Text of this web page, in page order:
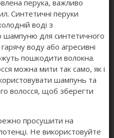
перука, важливо
Синтетичні перуки
воді з
шампуню для синтетичного
воду або агресивні
пошкодити волокна.
можна мити так само, як і
шампунь та
волосся, щоб зберегти
просушити на
Не використовуйте